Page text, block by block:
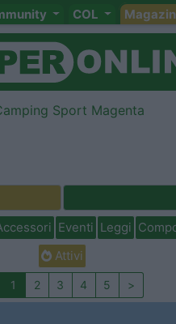
COL
Eventi Leggi
Attivi
1 2 3 4 5 >